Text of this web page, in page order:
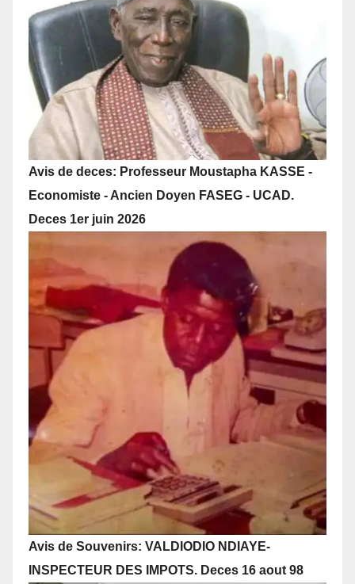
Avis de deces: Professeur Moustapha KASSE -
Economiste - Ancien Doyen FASEG - UCAD.
Deces 1er juin 2026
Avis de Souvenirs: VALDIODIO NDIAYE-
INSPECTEUR DES IMPOTS. Deces 16 aout 98